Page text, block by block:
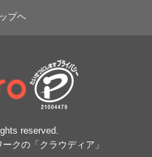
プヘ
reserved.
クの「クラウディア」